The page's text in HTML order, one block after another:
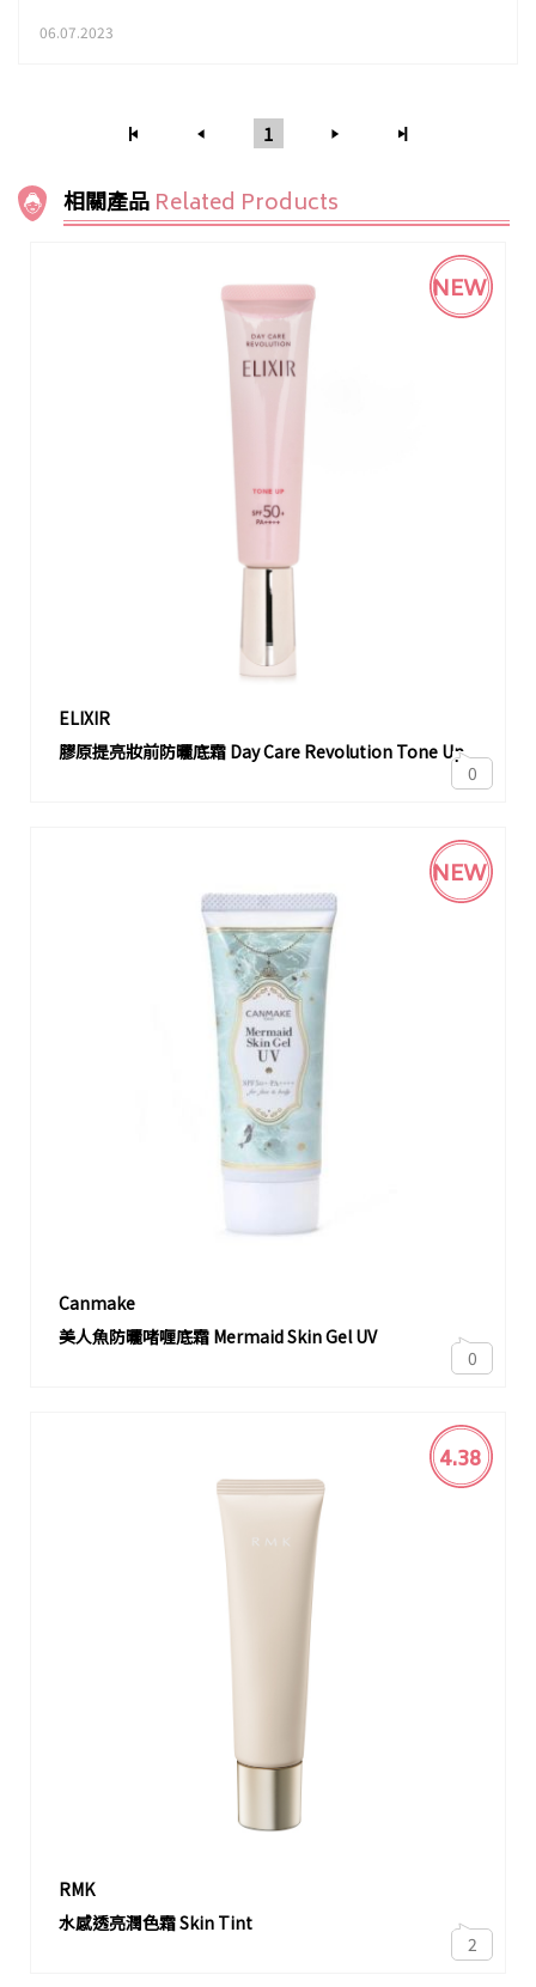
06.07.2023
1
相關產品 Related Products
ELIXIR
膠原提亮妝前防曬底霜 Day Care Revolution Tone Up
NEW
0
Canmake
美人魚防曬啫喱底霜 Mermaid Skin Gel UV
NEW
0
RMK
水感透亮潤色霜 Skin Tint
4.38
2